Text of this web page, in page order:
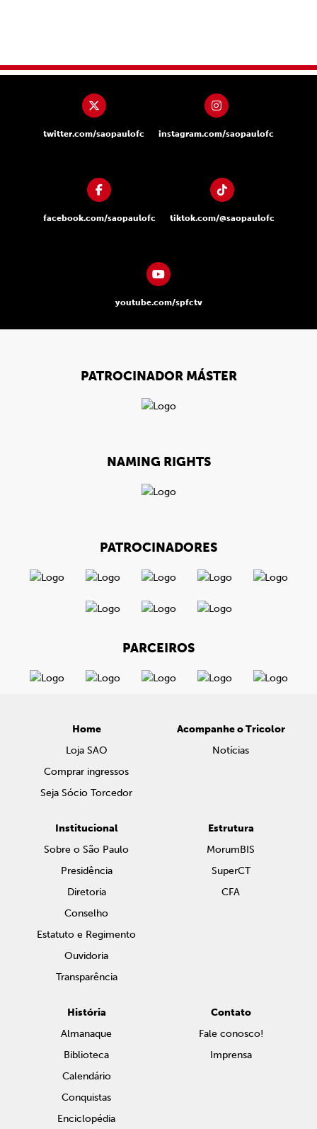
twitter.com/saopaulofc instagram.com/saopaulofc
facebook.com/saopaulofc tiktok.com/@saopaulofc
youtube.com/spfctv
PATROCINADOR MÁSTER
NAMING RIGHTS
PATROCINADORES
PARCEIROS
Home
Loja SAO
Comprar ingressos
Seja Sócio Torcedor
Acompanhe o Tricolor
Notícias
Institucional
Sobre o São Paulo
Presidência
Diretoria
Conselho
Estatuto e Regimento
Ouvidoria
Transparência
Estrutura
MorumBIS
SuperCT
CFA
História
Almanaque
Biblioteca
Calendário
Conquistas
Enciclopédia
Contato
Fale conosco!
Imprensa